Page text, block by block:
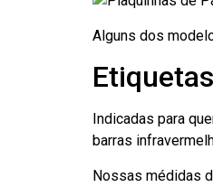
Alguns dos
Indicadas para
barras
Nossas médidas